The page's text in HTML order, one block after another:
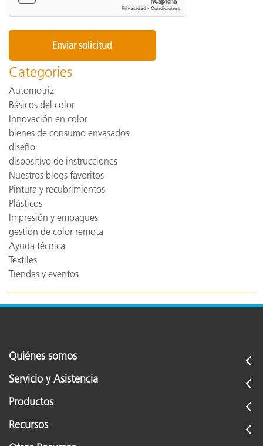
Categories
Automotriz
Básicos del color
Innovación en color
bienes de consumo envasados
diseño
dispositivo de instrucciones
Nuestros blogs favoritos
Pintura y recubrimientos
Plásticos
Impresión y empaques
gestión de color remota
Ayuda técnica
Textiles
Tiendas y eventos
Quiénes somos
Servicio y Asistencia
Productos
Recursos